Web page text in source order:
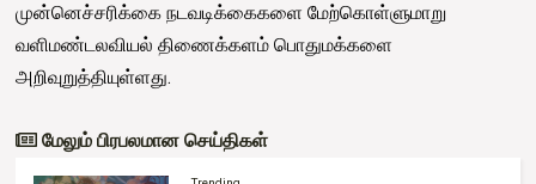
முன்னெச்சரிக்கை நடவடிக்கைகளை மேற்கொள்ளுமாறு
வளிமண்டலவியல் திணைக்களம் பொதுமக்களை
அறிவுறுத்தியுள்ளது.
மேலும் பிரபலமான செய்திகள்